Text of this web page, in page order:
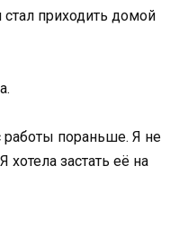
приходить домой
пораньше. Я не
застать её на